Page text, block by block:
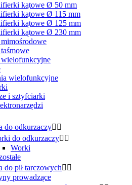
kątowe Ø 50 mm
kątowe Ø 115 mm
kątowe Ø 125 mm
kątowe Ø 230 mm
wielofunkcyjne
i sztyfciarki
do odkurzaczy 
do odkurzaczy 
Worki
do pił tarczowych 
prowadzące